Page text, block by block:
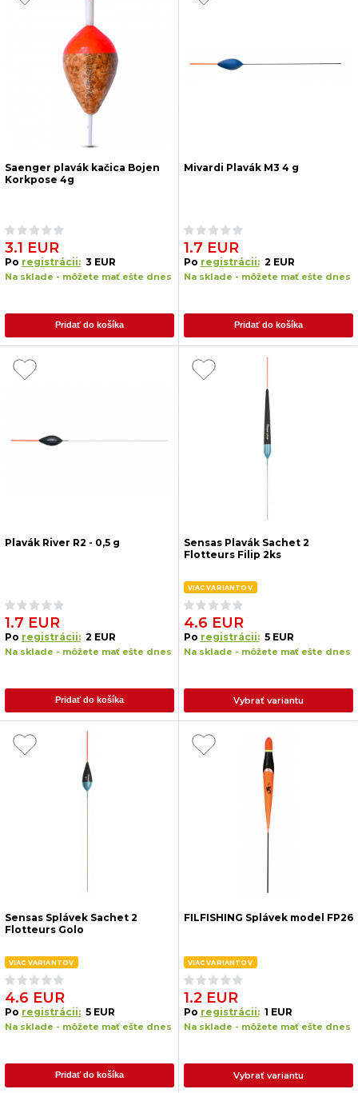
Saenger plavák kačica Bojen
Korkpose 4g
3.1 EUR
Po registrácii: 3 EUR
Na sklade - môžete mať ešte dnes
Pridať do košíka
Mivardi Plavák M3 4 g
1.7 EUR
Po registrácii: 2 EUR
Na sklade - môžete mať ešte dnes
Pridať do košíka
Plavák River R2 - 0,5 g
1.7 EUR
Po registrácii: 2 EUR
Na sklade - môžete mať ešte dnes
Pridať do košíka
Sensas Plavák Sachet 2
Flotteurs Filip 2ks
VIAC VARIANTOV
4.6 EUR
Po registrácii: 5 EUR
Na sklade - môžete mať ešte dnes
Vybrať variantu
Sensas Splávek Sachet 2
Flotteurs Golo
VIAC VARIANTOV
4.6 EUR
Po registrácii: 5 EUR
Na sklade - môžete mať ešte dnes
Pridať do košíka
FILFISHING Splávek model FP26
VIAC VARIANTOV
1.2 EUR
Po registrácii: 1 EUR
Na sklade - môžete mať ešte dnes
Vybrať variantu